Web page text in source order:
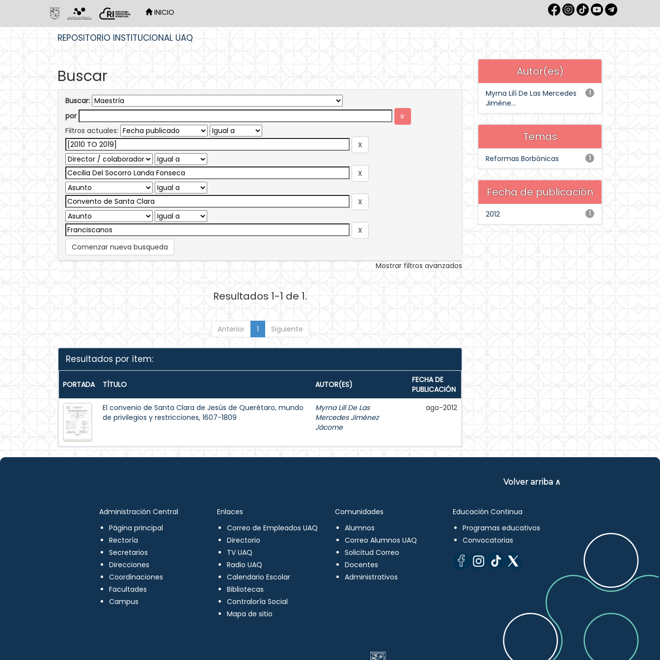
INICIO
REPOSITORIO INSTITUCIONAL UAQ
Buscar
Buscar:
por
Filtros actuales:
Comenzar nueva busqueda
Mostrar filtros avanzados
Resultados 1-1 de 1.
Anterior 1 Siguiente
Resultados por ítem:
PORTADA TÍTULO AUTOR(ES)
FECHA DE
PUBLICACIÓN
El convenio de Santa Clara de Jesús de Querétaro, mundo
de privilegios y restricciones, 1607-1809
Myrna Lilí De Las
Mercedes Jiménez
Jácome
ago-2012
Autor(es)
1
Myrna Lilí De Las Mercedes
Jiméne...
Temas
1
Reformas Borbónicas
Fecha de publicación
1
2012
Volver arriba ∧
Administración Central
Página principal
Rectoría
Secretarios
Direcciones
Coordinaciones
Facultades
Campus
Enlaces
Correo de Empleados UAQ
Directorio
TV UAQ
Radio UAQ
Calendario Escolar
Bibliotecas
Contraloría Social
Mapa de sitio
Comunidades
Alumnos
Correo Alumnos UAQ
Solicitud Correo
Docentes
Administrativos
Educación Continua
Programas educativos
Convocatorias